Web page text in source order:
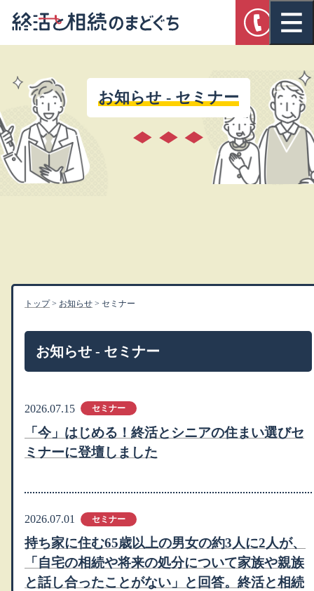
お知らせ - セミナー
トップ> お知らせ > セミナー
お知らせ - セミナー
2026.07.15 セミナー
「今」はじめる！終活とシニアの住まい選びセ
ミナーに登壇しました
2026.07.01 セミナー
持ち家に住む65歳以上の男女の約3人に2人が、
「自宅の相続や将来の処分について家族や親族
と話し合ったことがない」と回答。終活と相続